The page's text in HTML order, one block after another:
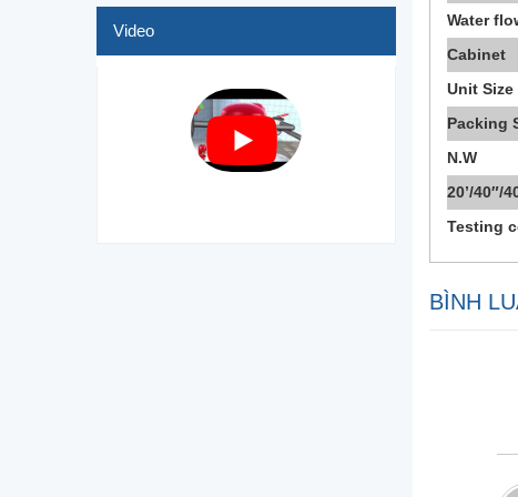
Video
Water
Cabinet
Unit Size
Packing
N.W
20’/40″/
Testing
BÌNH